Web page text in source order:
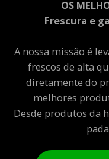
OS
Frescura e
A nossa missão é
frescos de alta
diretamente do
melhores
Desde produtos da